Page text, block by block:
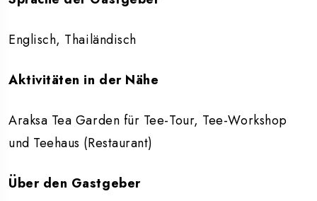
Englisch, Thailändisch
Aktivitäten in der Nähe
Araksa Tea Garden für Tee-Tour, Tee-Workshop
und Teehaus (Restaurant)
Über den Gastgeber